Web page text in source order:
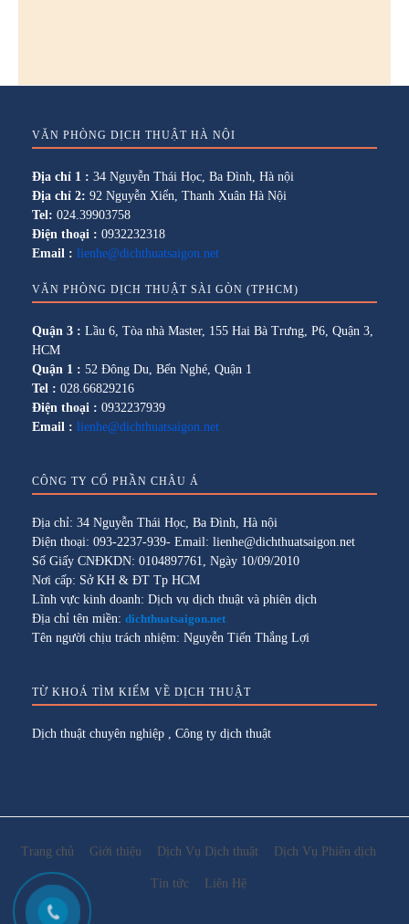
VĂN PHÒNG DỊCH THUẬT HÀ NỘI
Địa chỉ 1 : 34 Nguyễn Thái Học, Ba Đình, Hà nội
Địa chỉ 2: 92 Nguyễn Xiển, Thanh Xuân Hà Nội
Tel: 024.39903758
Điện thoại : 0932232318
Email : lienhe@dichthuatsaigon.net
VĂN PHÒNG DỊCH THUẬT SÀI GÒN (TPHCM)
Quận 3 : Lầu 6, Tòa nhà Master, 155 Hai Bà Trưng, P6, Quận 3,
HCM
Quận 1 : 52 Đông Du, Bến Nghé, Quận 1
Tel : 028.66829216
Điện thoại : 0932237939
Email : lienhe@dichthuatsaigon.net
CÔNG TY CỔ PHẦN CHÂU Á
Địa chỉ: 34 Nguyễn Thái Học, Ba Đình, Hà nội
Điện thoại: 093-2237-939- Email: lienhe@dichthuatsaigon.net
Số Giấy CNĐKDN: 0104897761, Ngày 10/09/2010
Nơi cấp: Sở KH & ĐT Tp HCM
Lĩnh vực kinh doanh: Dịch vụ dịch thuật và phiên dịch
Địa chỉ tên miền: dichthuatsaigon.net
Tên người chịu trách nhiệm: Nguyễn Tiến Thắng Lợi
TỪ KHOÁ TÌM KIẾM VỀ DỊCH THUẬT
Dịch thuật chuyên nghiệp , Công ty dịch thuật
Trang chủ Giới thiệu Dịch Vụ Dịch thuật Dịch Vụ Phiên dịch
Tin tức Liên Hệ